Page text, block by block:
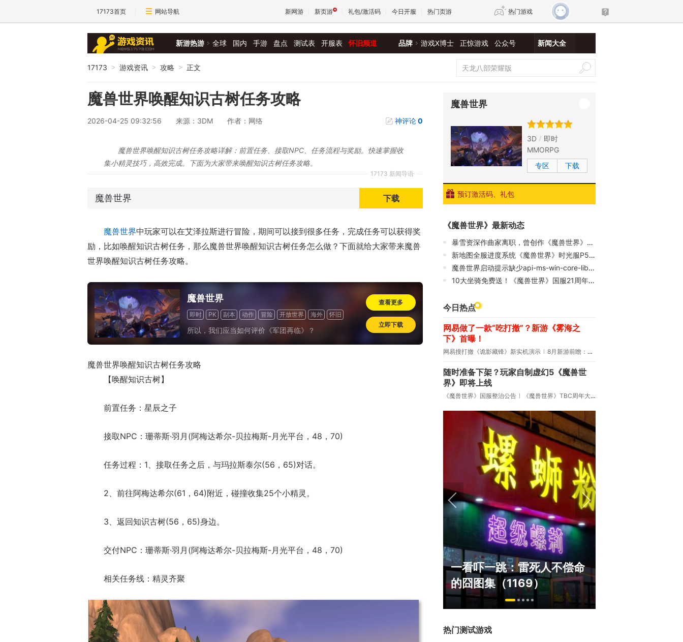
17173首页 网站导航 新网游 新页游 礼包/激活码 今日开服 热门页游 热门游戏
新仙侠5
新游热游 全球 国内 手游 盘点 测试表 开服表 怀旧频道 品牌 游戏X博士 正惊游戏 公众号 新闻大全
17173 > 游戏资讯 > 攻略 > 正文
魔兽世界唤醒知识古树任务攻略
2026-04-25 09:32:56 来源：3DM 作者：网络 神评论0
17173 新闻导语
魔兽世界唤醒知识古树任务攻略详解：前置任务、接取NPC、任务流程与奖励。快速掌握收
集小精灵技巧，高效完成。下面为大家带来唤醒知识古树任务攻略。
魔兽世界
《魔兽手游》要来了？暴雪事件时间线梳理！
下载
魔兽世界中玩家可以在艾泽拉斯进行冒险，期间可以接到很多任务，完成任务可以获得奖
励，比如唤醒知识古树任务，那么魔兽世界唤醒知识古树任务怎么做？下面就给大家带来魔兽
世界唤醒知识古树任务攻略。
魔兽世界
即时 PK 副本 动作 冒险 开放世界 海外 怀旧
所以，我们应当如何评价《军团再临》？
查看更多
立即下载
魔兽世界唤醒知识古树任务攻略
【唤醒知识古树】
前置任务：星辰之子
接取NPC：珊蒂斯·羽月(阿梅达希尔-贝拉梅斯-月光平台，48，70)
任务过程：1、接取任务之后，与玛拉斯泰尔(56，65)对话。
2、前往阿梅达希尔(61，64)附近，碰撞收集25个小精灵。
3、返回知识古树(56，65)身边。
交付NPC：珊蒂斯·羽月(阿梅达希尔-贝拉梅斯-月光平台，48，70)
相关任务线：精灵齐聚
魔兽世界
3D
即时
MMORPG
专区
下载
预订激活码、礼包
《魔兽世界》最新动态
暴雪资深作曲家离职，曾创作《魔兽世界》等多款游戏配乐
新地图全服进度系统《魔兽世界》时光服P5阶段今日上线
魔兽世界启动提示缺少api-ms-win-core-libraryloader-l1-2-0.dll？完整修复解决教程
10大坐骑免费送！《魔兽世界》国服21周年庆典明日开启
今日热点
网易做了一款“吃打撤”？新游《雾海之
下》首曝！
网易搜打撤《诡影藏锋》新实机演示 8月新游前瞻：《诡秘之主》领衔
随时准备下架？玩家自制虚幻5《魔兽世
界》即将上线
《魔兽世界》国服整治公告 《魔兽世界》TBC周年大更：双经典团本回归！
的刚需"？
一看吓一跳：雷死人不偿命
的囧图集（1169）
热门测试游戏